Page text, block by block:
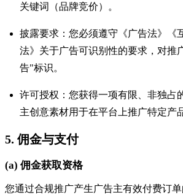
关键词（品牌竞价）。
披露要求：您必须遵守《广告法》《
法》关于广告可识别性的要求，对推
告"标识。
许可授权：您获得一项有限、非独占
主创意素材用于在平台上推广特定产
5. 佣金与支付
(a) 佣金获取资格
您通过合规推广产生广告主有效付费订